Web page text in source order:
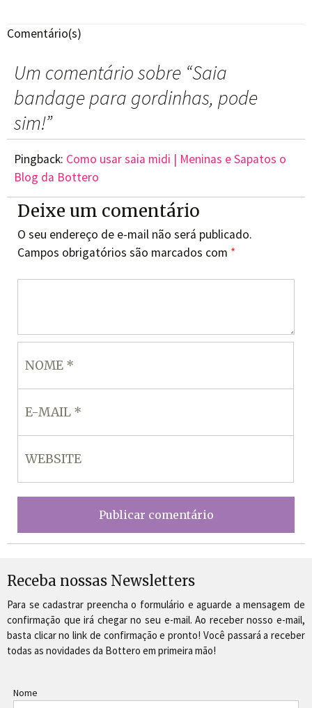
Comentário(s)
Um comentário sobre “Saia
bandage para gordinhas, pode
sim!”
Pingback: Como usar saia midi | Meninas e Sapatos o
Blog da Bottero
Deixe um comentário
O seu endereço de e-mail não será publicado.
Campos obrigatórios são marcados com *
Receba nossas Newsletters
Para se cadastrar preencha o formulário e aguarde a mensagem de
confirmação que irá chegar no seu e-mail. Ao receber nosso e-mail,
basta clicar no link de confirmação e pronto! Você passará a receber
todas as novidades da Bottero em primeira mão!
Nome